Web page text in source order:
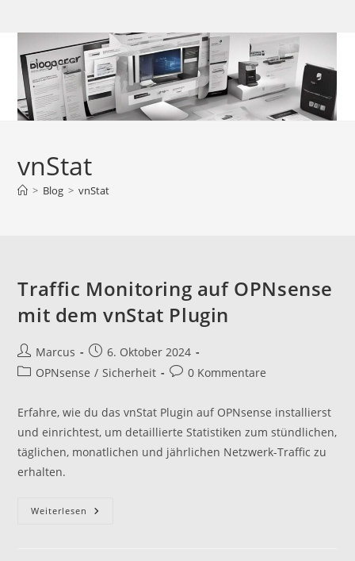
Inhalt
springen
vnStat
> Blog > vnStat
Traffic Monitoring auf OPNsense
mit dem vnStat Plugin
Beitrags-
Autor:
Marcus
Beitrag
veröffentlicht:
6. Oktober 2024
Beitrags-
OPNsense / Sicherheit
Beitrags-
0 Kommentare
Erfahre, wie du das vnStat Plugin auf OPNsense installierst
und einrichtest, um detaillierte Statistiken zum stündlichen,
täglichen, monatlichen und jährlichen Netzwerk-Traffic zu
erhalten.
Weiterlesen Traffic